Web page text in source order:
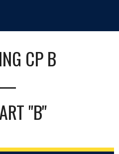
CP B
"B"